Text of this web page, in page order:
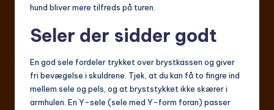
hund bliver mere tilfreds på turen.
Seler der sidder godt
En god sele fordeler trykket over brystkassen og giver
fri bevægelse i skuldrene. Tjek, at du kan få to fingre ind
mellem sele og pels, og at bryststykket ikke skærer i
armhulen. En Y-sele (sele med Y-form foran) passer